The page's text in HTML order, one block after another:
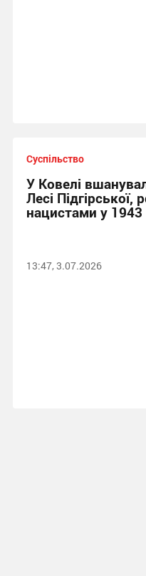
Суспільство
У Ковелі
Лесі Підгірської,
нацистами у 1943
13:47, 3.07.2026